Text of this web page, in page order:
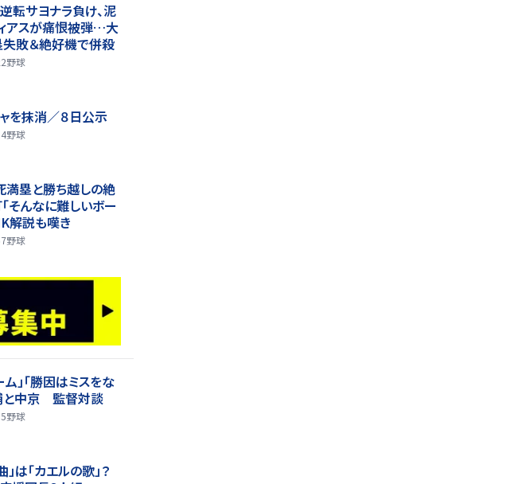
転サヨナラ負け、泥
スが痛恨被弾…大
敗＆絶好機で併殺
野球
を抹消／８日公示
野球
満塁と勝ち越しの絶
そんなに難しいボー
解説も嘆き
野球
ム」「勝因はミスをな
と中京 監督対談
野球
は「カエルの歌」？